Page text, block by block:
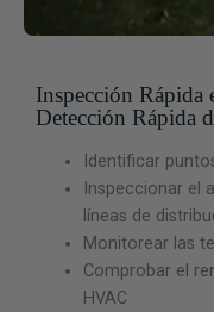
Inspección
Detección Rápida
Identificar
Inspeccionar el
líneas de
Monitorear las
Comprobar el
HVAC